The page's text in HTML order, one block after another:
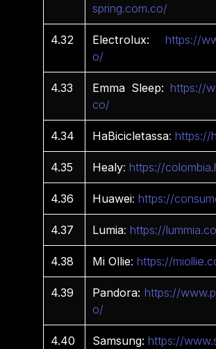
spring.com.co/
4.32 Electrolux:
https://
o/
4.33 Emma Sleep:https://
co/
4.34 HaBicicletassa:https://
4.35 Healy:https://
4.36 Huawei:https://
4.37 Lumia:https://
4.38 Mi Ollie:https://
4.39 Pandora: https://
o/
4.40 Samsung: https://